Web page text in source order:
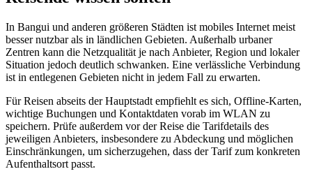
In Bangui und anderen größeren Städten ist mobiles Internet meist
besser nutzbar als in ländlichen Gebieten. Außerhalb urbaner
Zentren kann die Netzqualität je nach Anbieter, Region und lokaler
Situation jedoch deutlich schwanken. Eine verlässliche Verbindung
ist in entlegenen Gebieten nicht in jedem Fall zu erwarten.
Für Reisen abseits der Hauptstadt empfiehlt es sich, Offline-Karten,
wichtige Buchungen und Kontaktdaten vorab im WLAN zu
speichern. Prüfe außerdem vor der Reise die Tarifdetails des
jeweiligen Anbieters, insbesondere zu Abdeckung und möglichen
Einschränkungen, um sicherzugehen, dass der Tarif zum konkreten
Aufenthaltsort passt.